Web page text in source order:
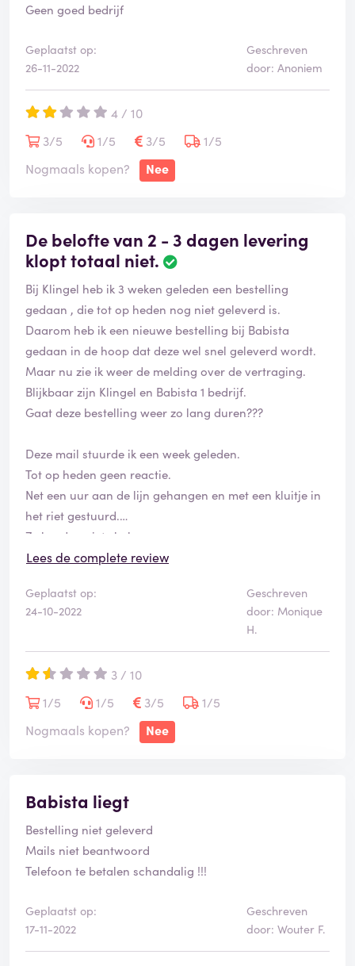
Geen goed bedrijf
Geplaatst op:
26-11-2022
Geschreven
door: Anoniem
4 / 10
3/5
1/5 3/5
1/5
Nogmaals kopen?
Nee
De belofte van 2 - 3 dagen levering
klopt totaal niet.
Bij Klingel heb ik 3 weken geleden een bestelling
gedaan , die tot op heden nog niet geleverd is.
Daarom heb ik een nieuwe bestelling bij Babista
gedaan in de hoop dat deze wel snel geleverd wordt.
Maar nu zie ik weer de melding over de vertraging.
Blijkbaar zijn Klingel en Babista 1 bedrijf.
Gaat deze bestelling weer zo lang duren???
Deze mail stuurde ik een week geleden.
Tot op heden geen reactie.
Net een uur aan de lijn gehangen en met een kluitje in
het riet gestuurd.
Ze konden niets beloven.
Wat een slechte service.
Lees de complete review
Geplaatst op:
24-10-2022
Geschreven
door: Monique
H.
3 / 10
1/5
1/5 3/5
1/5
Nogmaals kopen?
Nee
Babista liegt
Bestelling niet geleverd
Mails niet beantwoord
Telefoon te betalen schandalig !!!
Geplaatst op:
17-11-2022
Geschreven
door: Wouter F.